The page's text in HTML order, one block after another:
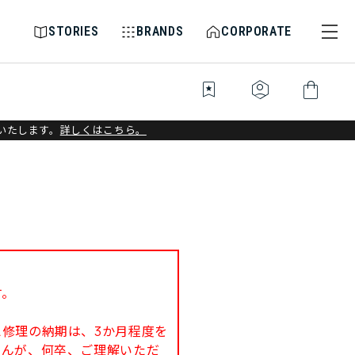
STORIES BRANDS CORPORATE
bookmark_star identity_platform shopping_bag
します。 詳しくはこちら。
理の納期は、3か月程度を
が、何卒、ご理解いただ